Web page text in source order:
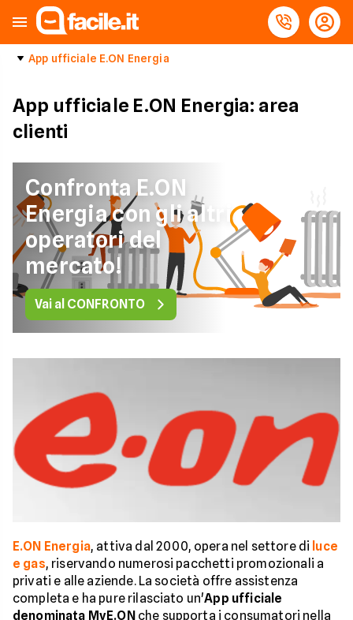
App ufficiale E.ON Energia
App ufficiale E.ON Energia: area
clienti
Confronta E.ON
Energia con gli altri
operatori del
mercato!
Vai al CONFRONTO
E.ON Energia, attiva dal 2000, opera nel settore di luce
e gas, riservando numerosi pacchetti promozionali a
privati e alle aziende. La società offre assistenza
completa e ha pure rilasciato un'App ufficiale
denominata MyE.ONche supporta i consumatori nella